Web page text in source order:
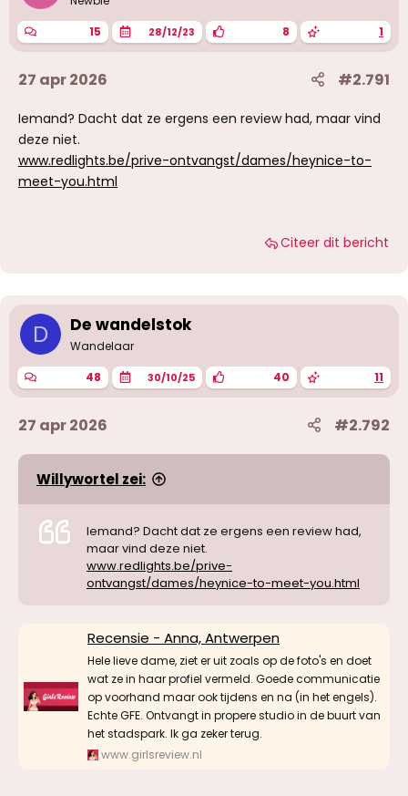
15 28/12/23 8 1
27 apr 2026 #2.791
Iemand? Dacht dat ze ergens een review had, maar vind
deze niet.
www.redlights.be/prive-ontvangst/dames/heynice-to-
meet-you.html
Citeer dit bericht
D De wandelstok
Wandelaar
48 30/10/25 40 11
27 apr 2026 #2.792
Willywortel zei:
Iemand? Dacht dat ze ergens een review had,
maar vind deze niet.
www.redlights.be/prive-
ontvangst/dames/heynice-to-meet-you.html
Recensie - Anna, Antwerpen
Hele lieve dame, ziet er uit zoals op de foto's en doet
wat ze in haar profiel vermeld. Goede communicatie
op voorhand maar ook tijdens en na (in het engels).
Echte GFE. Ontvangt in propere studio in de buurt van
het stadspark. Ik ga zeker terug.
www.girlsreview.nl